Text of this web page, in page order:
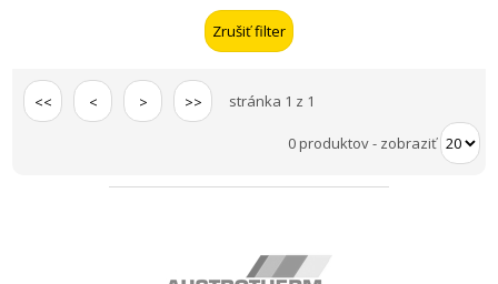
<< < > >> stránka 1 z 1
0 produktov- zobraziť